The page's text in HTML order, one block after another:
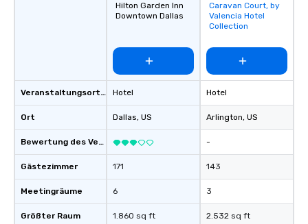
Veranstaltungsortstyp
Ort
Bewertung des Veranstaltungsortes
Gästezimmer
Meetingräume
Größter Raum
Hilton Garden Inn
Downtown Dallas
Hotel
Dallas, US
171
6
1.860 sq ft
Removed from
favorites
Caravan Court, by
Valencia Hotel
Collection
Hotel
Arlington, US
-
143
3
2.532 sq ft